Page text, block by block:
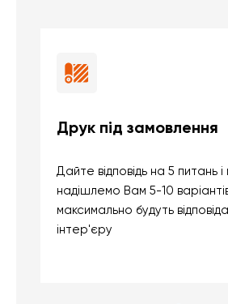
Друк під замовлення
Дайте відповідь на 5 питань і
надішлемо Вам 5-10
максимально будуть
інтер'єру